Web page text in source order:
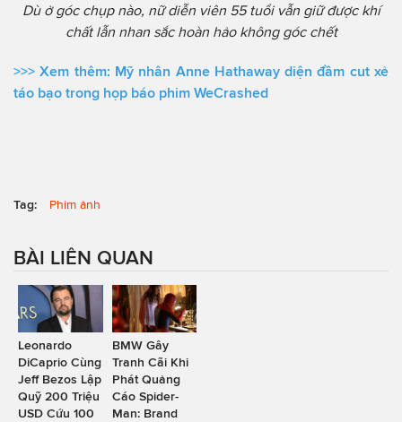
Dù ở góc chụp nào, nữ diễn viên 55 tuổi vẫn giữ được khí
chất lẫn nhan sắc hoàn hảo không góc chết
>>> Xem thêm: Mỹ nhân Anne Hathaway diện đầm cut xẻ
táo bạo trong họp báo phim WeCrashed
Tag: Phim ảnh
BÀI LIÊN QUAN
Leonardo
DiCaprio Cùng
Jeff Bezos Lập
Quỹ 200 Triệu
USD Cứu 100
BMW Gây
Tranh Cãi Khi
Phát Quảng
Cáo Spider-
Man: Brand